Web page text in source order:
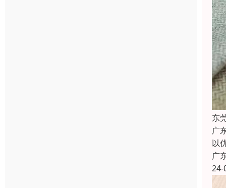
东
广
以
广
24-